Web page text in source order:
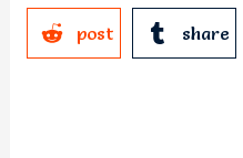
post share